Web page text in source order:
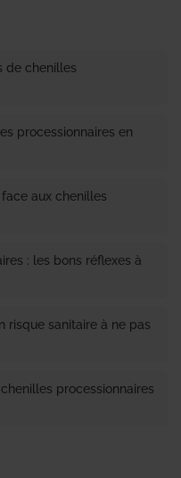
de chenilles
processionnaires en
aux chenilles
: les bons réflexes à
risque sanitaire à ne pas
processionnaires